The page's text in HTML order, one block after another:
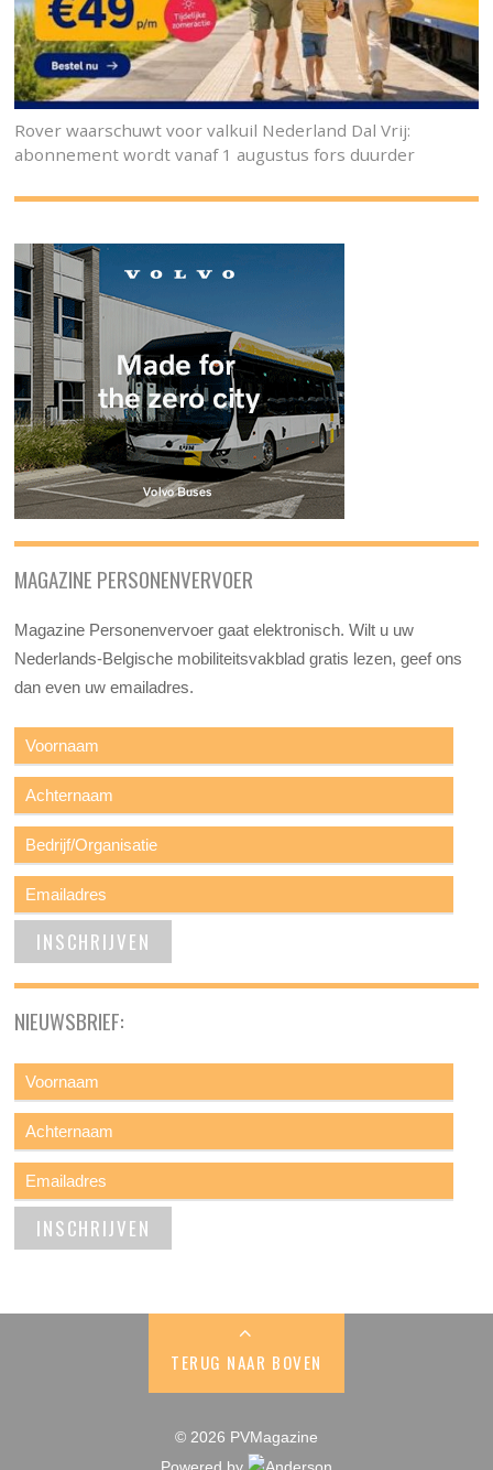
Rover waarschuwt voor valkuil Nederland Dal Vrij:
abonnement wordt vanaf 1 augustus fors duurder
MAGAZINE PERSONENVERVOER
Magazine Personenvervoer gaat elektronisch. Wilt u uw
Nederlands-Belgische mobiliteitsvakblad gratis lezen, geef ons
dan even uw emailadres.
NIEUWSBRIEF:
TERUG NAAR BOVEN
© 2026 PVMagazine